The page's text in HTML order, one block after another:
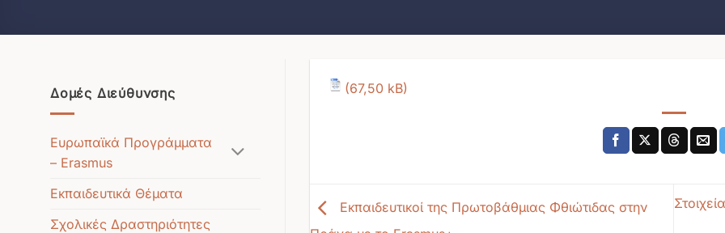
Δομές Διεύθυνσης
Ευρωπαϊκά Προγράμματα
– Erasmus
Εκπαιδευτικά Θέματα
Σχολικές Δραστηριότητες
Εκπαιδευτικοί της Πρωτοβάθμιας Φθιώτιδας στην